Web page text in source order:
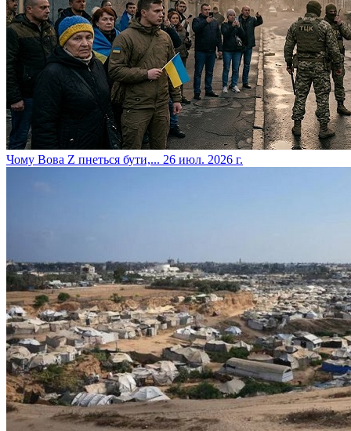
​Чому Вова Z пнеться бути,... 26 июл. 2026 г.